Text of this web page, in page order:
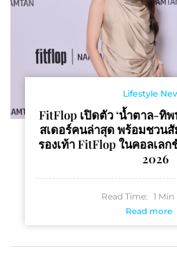
Lifestyle
FitFlop เปิดตัว ‘น้ำตาล-ทิ
สเดอร์คนล่าสุด พร้อมชวน
รองเท้า FitFlop ในคอลเล
2026
Read Time: 1 Min
Read more